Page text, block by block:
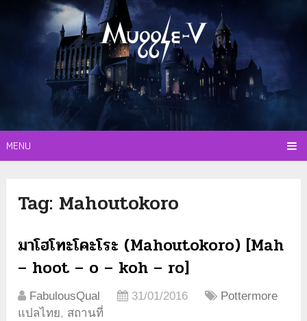
MENU
Tag: Mahoutokoro
มาโฮโทะโคะโระ (Mahoutokoro) [Mah
– hoot – o – koh – ro]
FabulousQual 31/01/2016
Pottermore
แปลไทย, สถานที่